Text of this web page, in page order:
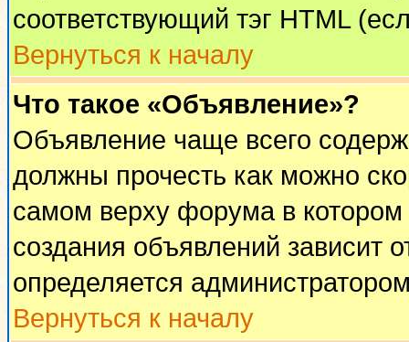
соответствующий тэг HTML
Вернуться к началу
Что такое «Объявление»?
Объявление чаще всего
должны прочесть как можно
самом верху форума в
создания объявлений зависит
определяется
Вернуться к началу